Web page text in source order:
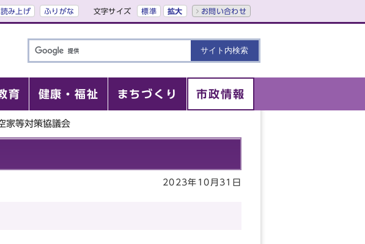
読み上げ ふりがな 文字サイズ 標準 拡大 お問い合わせ
育 健康・福祉 まちづくり 市政情報
家等対策協議会
2023年10月31日